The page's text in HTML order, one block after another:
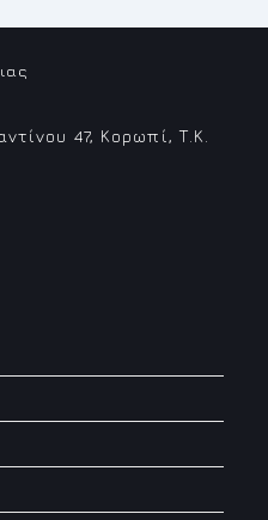
47, Κορωπί, Τ.Κ.